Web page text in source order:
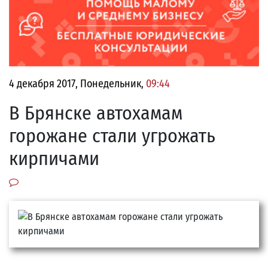
4 декабря 2017, Понедельник, 09:44
В Брянске автохамам
горожане стали угрожать
кирпичами